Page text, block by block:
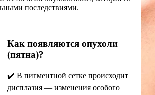
последствиями.
Как появляются опухоли
(пятна)?
✔️ В пигментной сетке происходит
дисплазия — изменения особого